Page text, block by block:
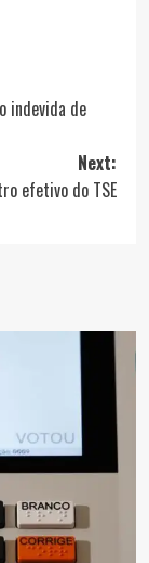
indevida de
Next:
efetivo do TSE